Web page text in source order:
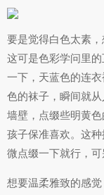
要是觉得白色太素，
这可是色彩学问里
一下，天蓝色的连
色的袜子，瞬间就
墙壁，点缀些明黄
孩子保准喜欢。这
微点缀一下就行，可
想要温柔雅致的感